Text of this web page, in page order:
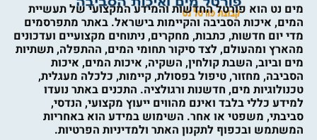
מים נט הוא פורטל החדשות והמידע המקצועי של תעשיית
המים, איכות הסביבה והקיימות בישראל. באתר מתפרסמים
מדי יום חדשות, כתבות, מחקרים, ניתוחים מקצועיים ועדכונים
מהארץ ומהעולם, לצד סיקור תחומי המים, ההתפלה, תשתיות
מים וביוב, השבת קולחין, השקיה, איכות המים, איכות
הסביבה, מחזור, טיפול בפסולת, קיימות, כלכלה מעגלית,
טכנולוגיות מים, חדשנות ורגולציה. התכנים באתר נועדו
למידע כללי בלבד ואינם מהווים ייעוץ מקצועי, הנדסי,
סביבתי, משפטי או אחר. השימוש במידע הוא באחריות
המשתמש ובכפוף לתקנון האתר ולמדיניות הפרטיות.